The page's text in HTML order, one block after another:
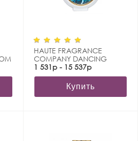
HAUTE FRAGRANCE
COMPANY DANCING
QUEEN
1 531р - 15 537р
Купить